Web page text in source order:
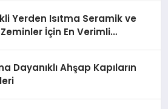
Yerden Isıtma Seramik ve
İçin En Verimli
Dayanıklı Ahşap Kapıların